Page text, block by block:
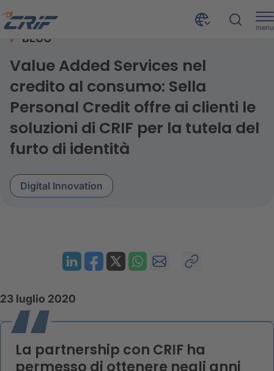
menu
Home Risorse
BLOG
Value Added Services nel
credito al consumo: Sella
Personal Credit offre ai clienti le
soluzioni di CRIF per la tutela del
furto di identità
Digital Innovation
23 luglio 2020
La partnership con CRIF ha
permesso di ottenere negli anni